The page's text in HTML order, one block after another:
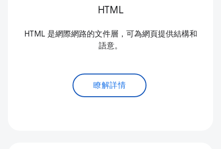
HTML
HTML 是網際網路的文件層，可為網頁提供結構和
語意。
瞭解詳情